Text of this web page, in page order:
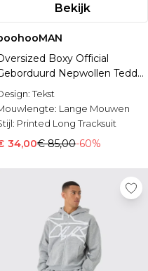
Bekijk
Boxy Official
Nepwollen Teddy
Met Capuchon
Tekst
Lange Mouwen
Printed Long Tracksuit
34,00€ 85,00-60%